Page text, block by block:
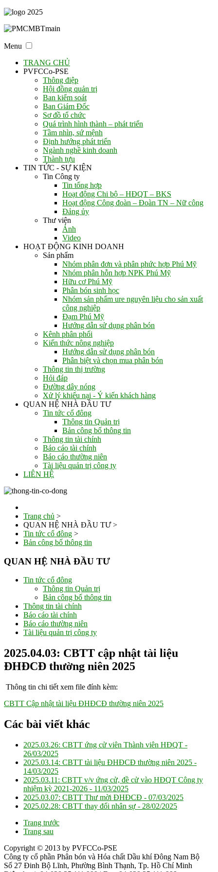
Menu
TRANG CHỦ
PVFCCo-PSE
Thông điệp
Hội đồng quản trị
Ban kiểm soát
Ban Giám Đốc
Sơ đồ tổ chức
Quá trình hình thành – phát triển
Tầm nhìn, sứ mệnh
Định hướng phát triển
Ngành nghề kinh doanh
Thành tựu
TIN TỨC - SỰ KIỆN
Tin Công ty
Tin tổng hợp
Hoạt động Chi bộ – HĐQT – BKS
Hoạt động Công đoàn – Đoàn TN – Nữ công
Đảng ủy
Thư viện
Ảnh
Video
HOẠT ĐỘNG KINH DOANH
Sản phẩm
Nhóm phân đơn và phân phức hợp Phú Mỹ
Nhóm phân hỗn hợp NPK Phú Mỹ
Hữu cơ Phú Mỹ
Phân bón sinh học
Nhóm sản phẩm ure nguyên liệu cho sản xuất
công nghiệp
Đạm Phú Mỹ
Hướng dẫn sử dụng phân bón
Kênh phân phối
Kiến thức nông nghiệp
Hướng dẫn sử dụng phân bón
Phân biệt và chọn mua phân bón
Thông tin thị trường
Hỏi đáp
Đường dây nóng
Xử lý khiếu nại - Ý kiến khách hàng
QUAN HỆ NHÀ ĐẦU TƯ
Tin tức cổ đông
Thông tin Quản trị
Bản công bố thông tin
Thông tin tài chính
Báo cáo tài chính
Báo cáo thường niên
Tài liệu quản trị công ty
LIÊN HỆ
Trang chủ >
QUAN HỆ NHÀ ĐẦU TƯ>
Tin tức cổ đông >
Bản công bố thông tin
QUAN HỆ NHÀ ĐẦU TƯ
Tin tức cổ đông
Thông tin Quản trị
Bản công bố thông tin
Thông tin tài chính
Báo cáo tài chính
Báo cáo thường niên
Tài liệu quản trị công ty
2025.04.03: CBTT cập nhật tài liệu
ĐHĐCĐ thường niên 2025
Thông tin chi tiết xem file đính kèm:
CBTT Cập nhật tài liệu ĐHĐCĐ thường niên 2025
Các bài viết khác
2025.03.26: CBTT ứng cử viên Thành viên HĐQT -
26/03/2025
2025.03.14: CBTT tài liệu ĐHĐCĐ thường niên 2025 -
14/03/2025
2025.03.11: CBTT v/v ứng cử, đề cử vào HĐQT Công ty
nhiệm kỳ 2021-2026 - 11/03/2025
2025.03.07: CBTT Thư mời ĐHĐCĐ - 07/03/2025
2025.02.28: CBTT thay đổi nhân sự - 28/02/2025
Trang trước
Trang sau
Copyright © 2013 by PVFCCo-PSE
Công ty cổ phần Phân bón và Hóa chất Dầu khí Đông Nam Bộ
Số 27 Đinh Bộ Lĩnh, Phường Bình Thạnh, Tp. Hồ Chí Minh